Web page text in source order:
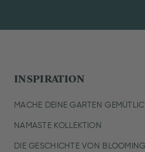
INSPIRATION
MACHE DEINE GARTEN
NAMASTE KOLLEKTION
DIE GESCHICHTE VON